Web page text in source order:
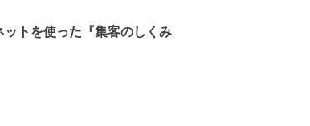
トを使った『集客のしくみ